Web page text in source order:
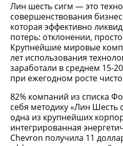
Лин шесть сигм — это
совершенствования
которая эффективно
потерь: отклонении,
Крупнейшие мировые
лет использования
заработали в среднем 15-
при ежегодном росте
82% компаний из списка
себя методику «Лин Шесть
одна из крупнейших
интегрированная
Chevron получила 11